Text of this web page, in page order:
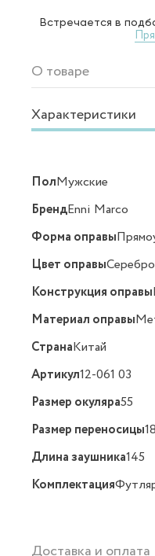
Встречается в
О товаре
Характеристики
ПолМужские
БрендEnni Marco
Форма оправы
Цвет оправыСеребро
Конструкция оправы
Материал оправы
СтранаКитай
Артикул12-061 03
Размер окуляра55
Размер переносицы18
Длина заушника145
Комплектация
Доставка и оплата